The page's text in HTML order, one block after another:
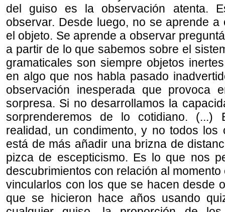
del guiso es la observación atenta.
observar. Desde luego, no se aprende
el objeto. Se aprende a observar
a partir de lo que sabemos sobre el
gramaticales son siempre objetos
en algo que nos habla pasado
observación inesperada que provoca
sorpresa. Si no desarrollamos la
sorprenderemos de lo cotidiano. (...)
realidad, un condimento, y no todos los
está de más añadir una brizna de
pizca de escepticismo. Es lo que nos
descubrimientos con relación al
vincularlos con los que se hacen desde
que se hicieron hace años usando